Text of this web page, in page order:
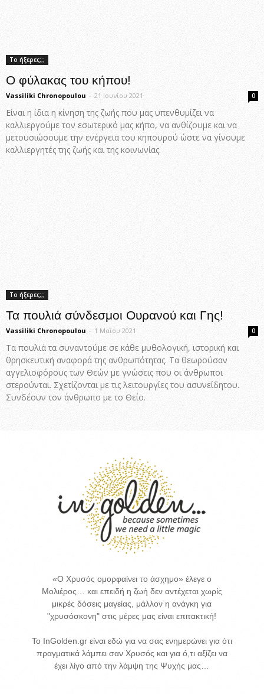
Το ήξερες;;;
Ο φύλακας του κήπου!
Vassiliki Chronopoulou - 21 Ιουνίου 2021 0
Είναι η ίδια η κίνηση της ζωής που μας υπενθυμίζει να
καλλιεργούμε τον εσωτερικό μας κήπο, να ανθίζουμε και να
μετουσιώσουμε την ενέργεια του κηπουρού ώστε να γίνουμε
καλλιεργητές της ζωής και της κοινωνίας.
Το ήξερες;;;
Τα πουλιά σύνδεσμοι Ουρανού και Γης!
Vassiliki Chronopoulou - 1 Μαΐου 2021 0
Τα πουλιά τα συναντούμε σε κάθε μυθολογική, ιστορική και
θρησκευτική αναφορά της ανθρωπότητας. Τα θεωρούσαν
αγγελιοφόρους των Θεών με γνώσεις που οι άνθρωποι
στερούνται. Σχετίζονται με τις λειτουργίες του ασυνείδητου.
Συνδέουν τον άνθρωπο με το Θείο.
«Ο Χρυσός ομορφαίνει το άσχημο» έλεγε ο
Μολιέρος… και επειδή η ζωή δεν αντέχεται χωρίς
μικρές δόσεις μαγείας, μάλλον η ανάγκη για
"χρυσόσκονη" στις μέρες μας είναι επιτακτική!
Το InGolden.gr είναι εδώ για να σας ενημερώνει για ότι
πραγματικά λάμπει σαν Χρυσός και για ό,τι αξίζει να
έχει λίγο από την λάμψη της Ψυχής μας…